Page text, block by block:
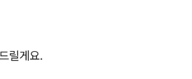
릴게요.